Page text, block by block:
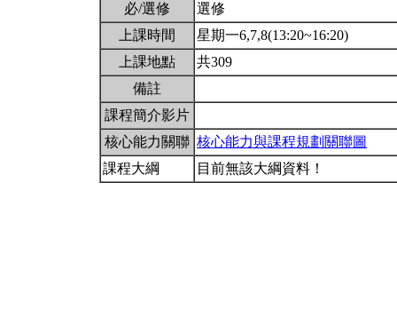
必/選修
選修
上課時間
星期一6,7,8(13:20~16:20)
上課地點
共309
備註
課程簡介影片
核心能力關聯 核心能力與課程規劃關聯圖
課程大綱
目前無該大綱資料！